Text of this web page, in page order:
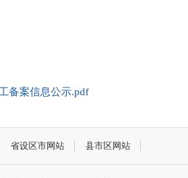
备案信息公示.pdf
省设区市网站 县市区网站